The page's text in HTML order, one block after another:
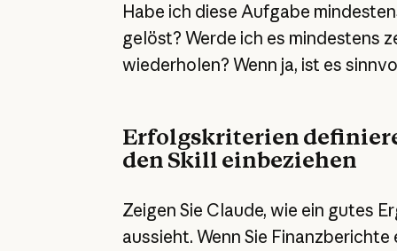
Habe ich diese Aufgabe
gelöst? Werde ich es mindestens
wiederholen? Wenn ja, ist es
Erfolgskriterien
den Skill einbeziehen
Zeigen Sie Claude, wie ein gutes
aussieht. Wenn Sie Finanzberichte